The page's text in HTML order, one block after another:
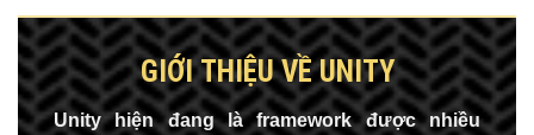
GIỚI THIỆU VỀ UNITY
Unity hiện đang là framework được nhiều